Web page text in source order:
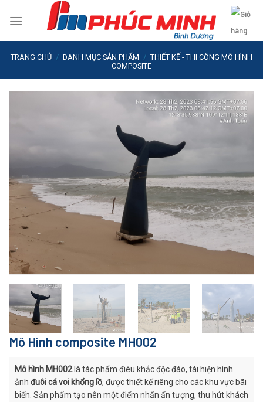
TRANG CHỦ / DANH MỤC SẢN PHẨM / THIẾT KẾ - THI CÔNG MÔ HÌNH
COMPOSITE
Mô Hình composite MH002
Mô hình MH002là tác phẩm điêu khắc độc đáo, tái hiện hình
ảnh đuôi cá voi khổng lồ, được thiết kế riêng cho các khu vực bãi
biển. Sản phẩm tạo nên một điểm nhấn ấn tượng, thu hút khách